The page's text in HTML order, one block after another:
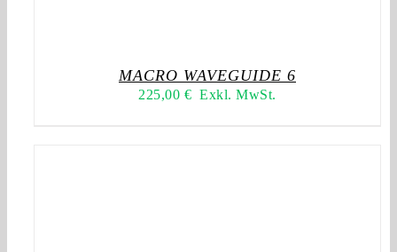
MACRO WAVEGUIDE 6
225,00 € Exkl. MwSt.